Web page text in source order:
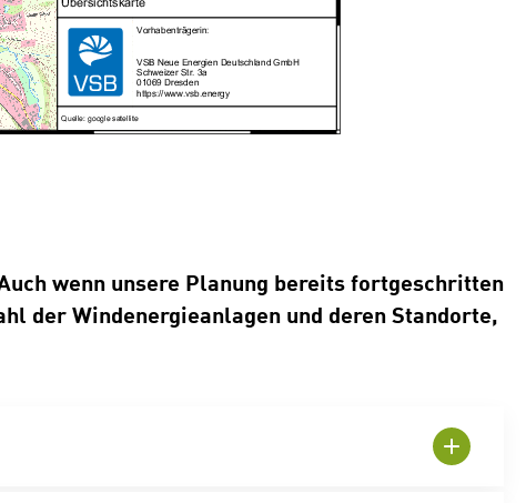
wenn unsere Planung bereits fortgeschritten
der Windenergieanlagen und deren Standorte,